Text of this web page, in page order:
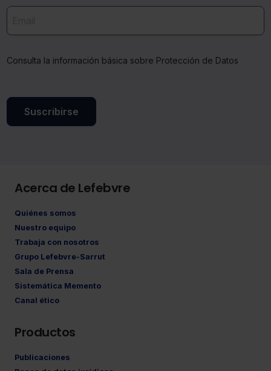
Consulta la información básica sobre Protección de Datos
Suscribirse
Acerca de Lefebvre
Quiénes somos
Nuestro equipo
Trabaja con nosotros
Grupo Lefebvre-Sarrut
Sala de Prensa
Sistemática Memento
Canal ético
Productos
Publicaciones